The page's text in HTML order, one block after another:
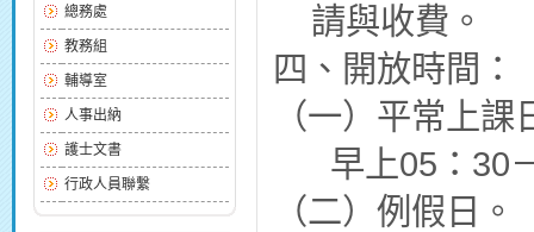
總務處
教務組
輔導室
人事出納
護士文書
行政人員聯繫
請與收費。
四、開放時間：
（一）平常上
早上05：30－
（二）例假日